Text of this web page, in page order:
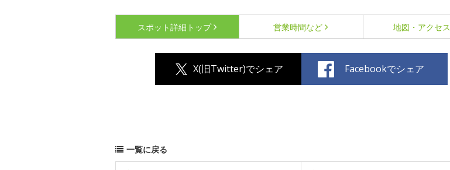
スポット詳細 トップ 営業時間など 地図・アクセス
X(旧Twitter)でシェア Facebookでシェア
一覧に戻る